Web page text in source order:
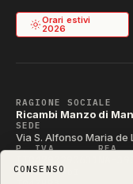
Orari estivi
2026
RAGIONE SOCIALE
Ricambi Manzo di
SEDE
Via S. Alfonso Maria de
P. IVA REA
CODICE SDI
CONSENSO